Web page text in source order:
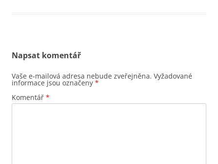
Napsat komentář
Vaše e-mailová adresa nebude zveřejněna. Vyžadované
informace jsou označeny *
Komentář *